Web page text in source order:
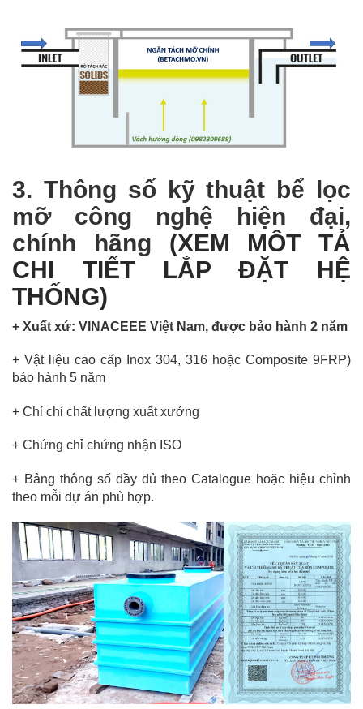
3. Thông số kỹ thuật bể lọc
mỡ công nghệ hiện đại,
chính hãng (XEM MÔT TẢ
CHI TIẾT LẮP ĐẶT HỆ
THỐNG)
+ Xuất xứ: VINACEEE Việt Nam, được bảo hành 2 năm
+ Vật liệu cao cấp Inox 304, 316 hoặc Composite 9FRP)
bảo hành 5 năm
+ Chỉ chỉ chất lượng xuất xưởng
+ Chứng chỉ chứng nhận ISO
+ Bảng thông số đầy đủ theo Catalogue hoặc hiệu chỉnh
theo mỗi dự án phù hợp.